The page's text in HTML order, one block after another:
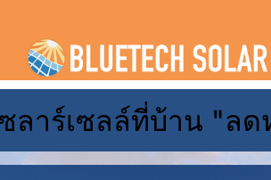
content
ลาร์เซลล์ที่บ้าน "ล